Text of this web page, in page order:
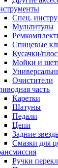
Спец.
Мультитулы
Спицевые
Кусачки/
Мойки и
Очистители
часть
Каретки
Шатуны
Педали
Цепи
Задние
Смазки для
Ручки